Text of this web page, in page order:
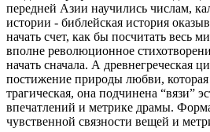
передней Азии научились числам,
истории - библейская история
начать счет, как бы посчитать весь
вполне революционное
начать сначала. А древнегреческая
постижение природы любви, которая
трагическая, она подчинена “вязи”
впечатлений и метрике драмы.
чувственной связности вещей и